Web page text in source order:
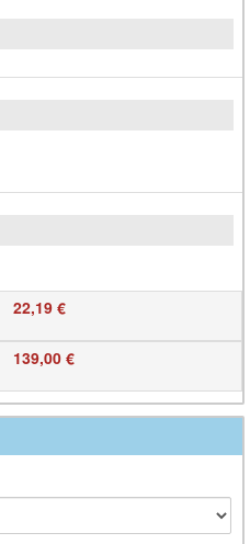
22,19 €
139,00 €